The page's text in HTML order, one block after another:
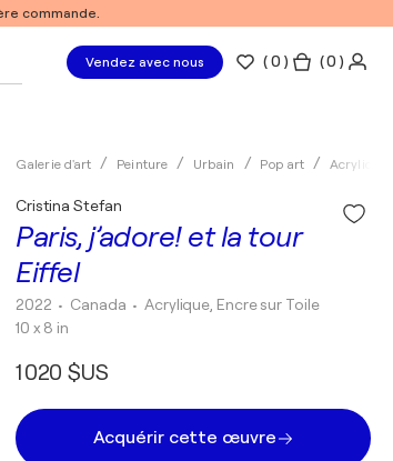
commande.
Vendez avec nous (0 ) ( 0 )
Galerie d'art Peinture Urbain Pop art Acrylique
Paris, j’adore! et la tour
Eiffel
Cristina Stefan
2022 • Canada •Acrylique, Encre sur Toile
10 x 8 in
1 020 $US
Acquérir cette œuvre